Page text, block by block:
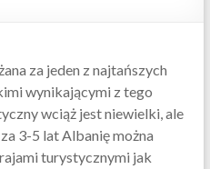
za jeden z najtańszych
wynikającymi z tego
wciąż jest niewielki, ale
3-5 lat Albanię można
turystycznymi jak